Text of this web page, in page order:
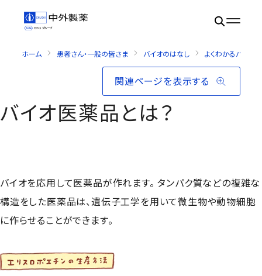
ホーム 患者さん・一般の皆さま バイオのはなし よくわかるバイオ・
関連ページを表示する
バイオ医薬品とは？
バイオを応用して医薬品が作れます。 タンパク質などの複雑な
構造をした医薬品は、遺伝子工学を用いて微生物や動物細胞
に作らせることができます。